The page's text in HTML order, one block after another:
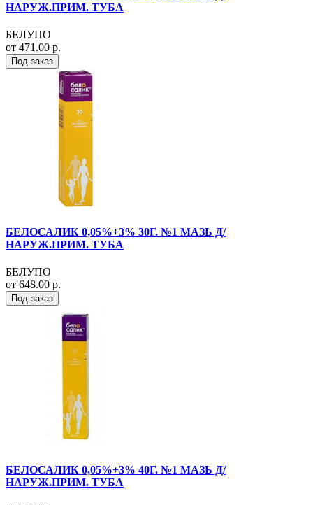
НАРУЖ.ПРИМ. ТУБА
БЕЛУПО
от 471.00 р.
Под заказ
БЕЛОСАЛИК 0,05%+3% 30Г. №1 МАЗЬ Д/
НАРУЖ.ПРИМ. ТУБА
БЕЛУПО
от 648.00 р.
Под заказ
БЕЛОСАЛИК 0,05%+3% 40Г. №1 МАЗЬ Д/
НАРУЖ.ПРИМ. ТУБА